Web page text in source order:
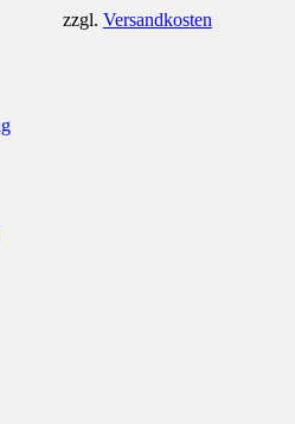
zzgl. Versandkosten